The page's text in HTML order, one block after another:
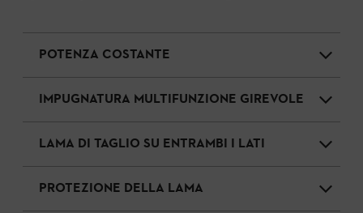
POTENZA COSTANTE
IMPUGNATURA MULTIFUNZIONE GIREVOLE
LAMA DI TAGLIO SU ENTRAMBI I LATI
PROTEZIONE DELLA LAMA